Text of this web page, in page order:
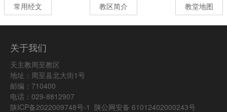
常用经文 教区简介 教堂地图
关于我们
天主教周至教区
地址：周至县北大街1号
邮编：710400
电话：029-8812907
陕ICP备2022009748号-1 陕公网安备 61012402000243号